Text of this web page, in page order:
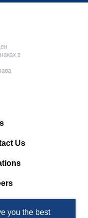
you the best
в
Us